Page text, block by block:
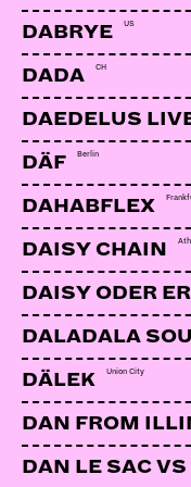
DABRYE US
DADA CH
DAEDELUS
DÄF Berlin
DAHABFLEX
DAISY CHAIN
DAISY ODER
DALADALA
DÄLEK Union City
DAN FROM
DAN LE SAC